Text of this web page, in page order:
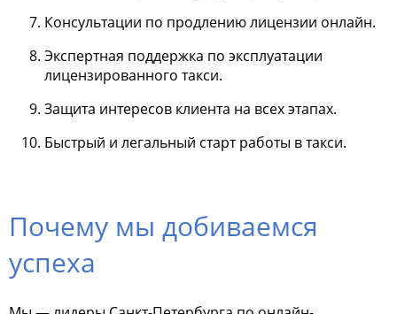
Консультации по продлению лицензии онлайн.
Экспертная поддержка по эксплуатации
лицензированного такси.
Защита интересов клиента на всех этапах.
Быстрый и легальный старт работы в такси.
Почему мы добиваемся
успеха